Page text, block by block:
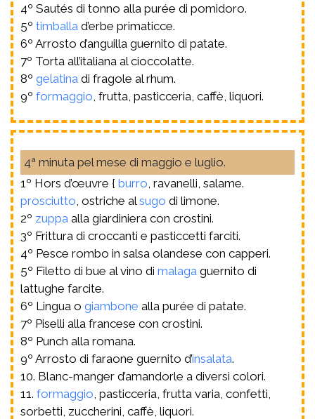
4º Sautés di tonno alla purée di pomidoro.
5º timballa d’erbe primaticce.
6º Arrosto d’anguilla guernito di patate.
7º Torta all’italiana al cioccolatte.
8º gelatina di fragole al rhum.
9º formaggio , frutta, pasticceria, caffè, liquori.
4ª minuta pel mese di maggio e luglio.
1º Hors d’œuvre { burro , ravanelli, salame.
prosciutto , ostriche alsugo di limone.
2º zuppa alla giardiniera con crostini.
3º Frittura di croccanti e pasticcetti farciti.
4º Pesce rombo in salsa olandese con capperi.
5º Filetto di bue al vino di malaga guernito di
lattughe farcite.
6º Lingua o giambone alla purée di patate.
7º Piselli alla francese con crostini.
8º Punch alla romana.
9º Arrosto di faraone guernito d’insalata.
10. Blanc-manger d’amandorle a diversi colori.
11. formaggio , pasticceria, frutta varia, confetti,
sorbetti, zuccherini, caffè, liquori.